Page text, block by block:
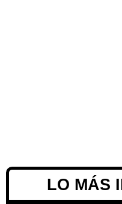
LO MÁS